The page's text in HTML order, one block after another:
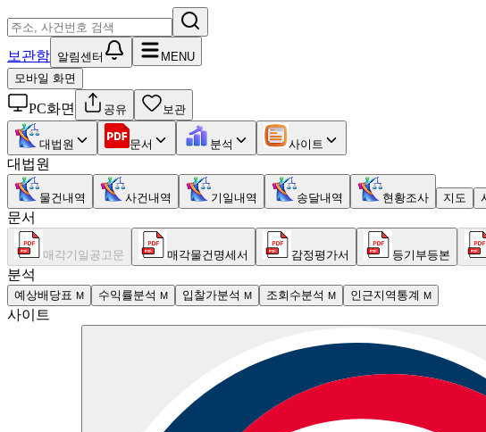
보관함 알림센터
MENU
모바일 화면
PC화면 공유 보관
대법원 문서 분석 사이트
대법원
물건내역 사건내역 기일내역 송달내역 현황조사 지도
문서
매각기일공고문 매각물건명세서 감정평가서 등기부등본
분석
예상배당표 M 수익률분석 M 입찰가분석 M 조회수분석 M 인근지역통계 M
사이트